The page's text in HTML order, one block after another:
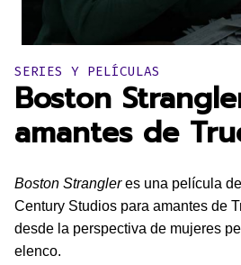
Publicado en:
SERIES Y PELÍCULAS
Boston
amantes de
Boston Strangleres una película
Century Studios para amantes de
desde la perspectiva de mujeres
elenco.